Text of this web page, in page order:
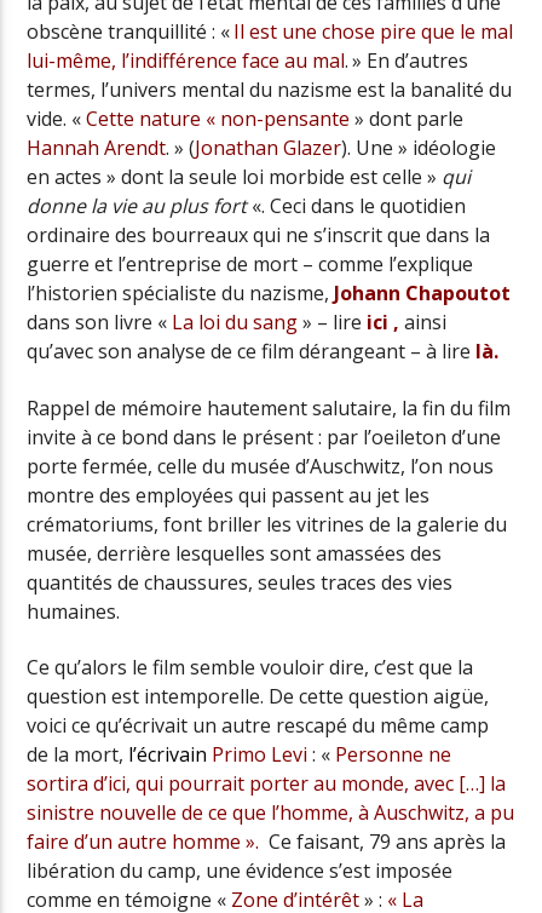
obscène tranquillité : «Il est une chose pire que le mal
lui-même, l’indifférence face au mal. » En d’autres
termes, l’univers mental du nazisme est la banalité du
vide. «Cette nature « non-pensante » dont parle
Hannah Arendt. » (Jonathan Glazer). Une » idéologie
en actes » dont la seule loi morbide est celle » qui
donne la vie au plus fort«. Ceci dans le quotidien
ordinaire des bourreaux qui ne s’inscrit que dans la
guerre et l’entreprise de mort – comme l’explique
l’historien spécialiste du nazisme, Johann Chapoutot
dans son livre « La loi du sang» – lire ici , ainsi
qu’avec son analyse de ce film dérangeant – à lire là.
Rappel de mémoire hautement salutaire, la fin du film
invite à ce bond dans le présent : par l’oeileton d’une
porte fermée, celle du musée d’Auschwitz, l’on nous
montre des employées qui passent au jet les
crématoriums, font briller les vitrines de la galerie du
musée, derrière lesquelles sont amassées des
quantités de chaussures, seules traces des vies
humaines.
Ce qu’alors le film semble vouloir dire, c’est que la
question est intemporelle. De cette question aigüe,
voici ce qu’écrivait un autre rescapé du même camp
de la mort, l’écrivain Primo Levi : « Personne ne
sortira d’ici, qui pourrait porter au monde, avec […] la
sinistre nouvelle de ce que l’homme, à Auschwitz, a pu
faire d’un autre homme ».Ce faisant, 79 ans après la
libération du camp, une évidence s’est imposée
comme en témoigne « Zone d’intérêt» : « La